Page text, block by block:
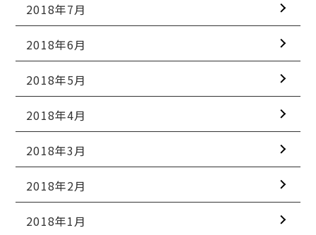
2018年7月
2018年6月
2018年5月
2018年4月
2018年3月
2018年2月
2018年1月